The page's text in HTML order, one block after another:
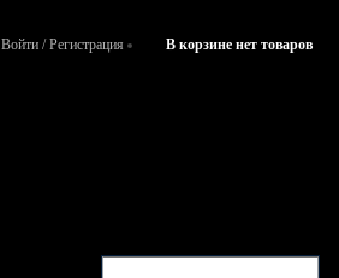
Войти /Регистрация В корзине нет товаров